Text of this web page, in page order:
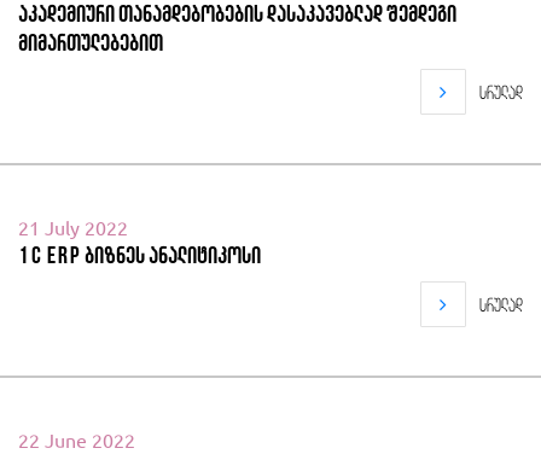
აკადემიური თანამდებობების დასაკავებლად შემდეგი
მიმართულებებით
სრულად
21 July 2022
1C ERP ბიზნეს ანალიტიკოსი
სრულად
22 June 2022